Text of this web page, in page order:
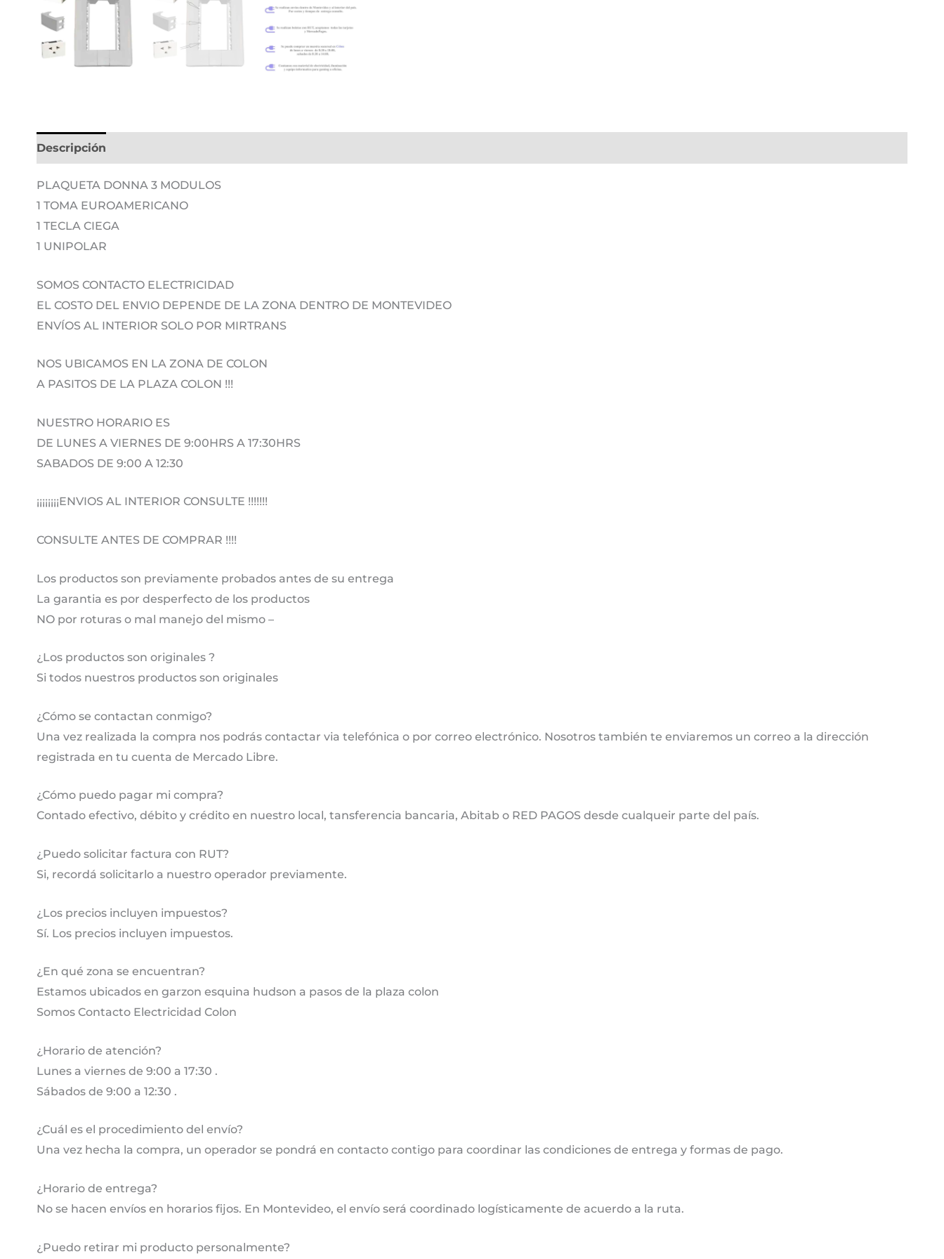
Descripción
PLAQUETA DONNA 3 MODULOS
1 TOMA EUROAMERICANO
1 TECLA CIEGA
1 UNIPOLAR
SOMOS CONTACTO ELECTRICIDAD
EL COSTO DEL ENVIO DEPENDE DE LA ZONA DENTRO DE MONTEVIDEO
ENVÍOS AL INTERIOR SOLO POR MIRTRANS
NOS UBICAMOS EN LA ZONA DE COLON
A PASITOS DE LA PLAZA COLON !!!
NUESTRO HORARIO ES
DE LUNES A VIERNES DE 9:00HRS A 17:30HRS
SABADOS DE 9:00 A 12:30
¡¡¡¡¡¡¡¡ENVIOS AL INTERIOR CONSULTE !!!!!!!
CONSULTE ANTES DE COMPRAR !!!!
Los productos son previamente probados antes de su entrega
La garantia es por desperfecto de los productos
NO por roturas o mal manejo del mismo –
¿Los productos son originales ?
Si todos nuestros productos son originales
¿Cómo se contactan conmigo?
Una vez realizada la compra nos podrás contactar via telefónica o por correo electrónico. Nosotros también te enviaremos un correo a la dirección
registrada en tu cuenta de Mercado Libre.
¿Cómo puedo pagar mi compra?
Contado efectivo, débito y crédito en nuestro local, tansferencia bancaria, Abitab o RED PAGOS desde cualqueir parte del país.
¿Puedo solicitar factura con RUT?
Si, recordá solicitarlo a nuestro operador previamente.
¿Los precios incluyen impuestos?
Sí. Los precios incluyen impuestos.
¿En qué zona se encuentran?
Estamos ubicados en garzon esquina hudson a pasos de la plaza colon
Somos Contacto Electricidad Colon
¿Horario de atención?
Lunes a viernes de 9:00 a 17:30 .
Sábados de 9:00 a 12:30 .
¿Cuál es el procedimiento del envío?
Una vez hecha la compra, un operador se pondrá en contacto contigo para coordinar las condiciones de entrega y formas de pago.
¿Horario de entrega?
No se hacen envíos en horarios fijos. En Montevideo, el envío será coordinado logísticamente de acuerdo a la ruta.
¿Puedo retirar mi producto personalmente?